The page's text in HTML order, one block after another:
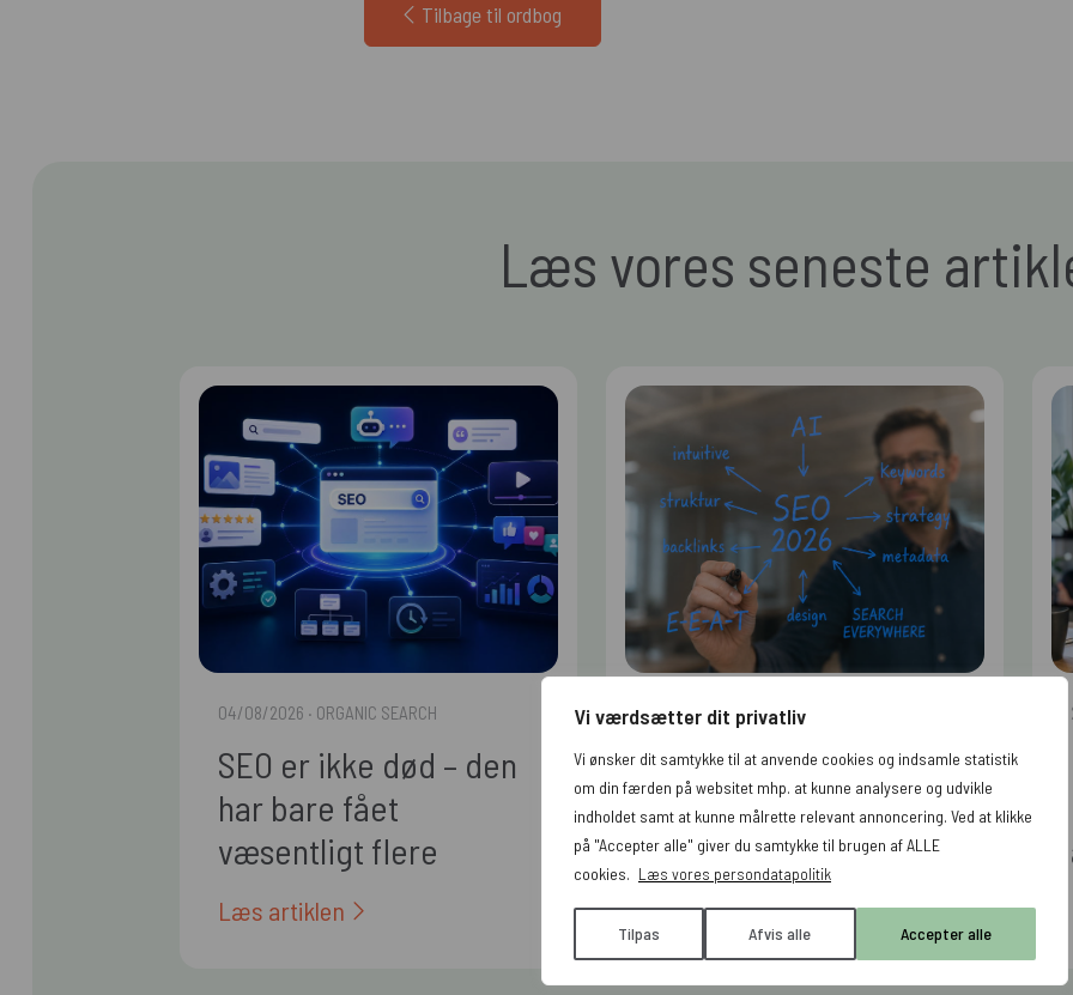
Vi værdsætter dit privatliv
Vi ønsker dit samtykke til at anvende cookies og indsamle statistik
om din færden på websitet mhp. at kunne analysere og udvikle
indholdet samt at kunne målrette relevant annoncering. Ved at klikke
på "Accepter alle" giver du samtykke til brugen af ALLE
cookies. Læs vores persondatapolitik
Tilpas Afvis alle Accepter alle
Tilbage til ordbog
Læs vores seneste
04/08/2026 · ORGANIC SEARCH
SEO er ikke død – den
har bare fået
væsentligt flere
arbejdsopgaver
Læs artiklen
ORGANIC SEARCH
SEO guide 2026
Læs artiklen